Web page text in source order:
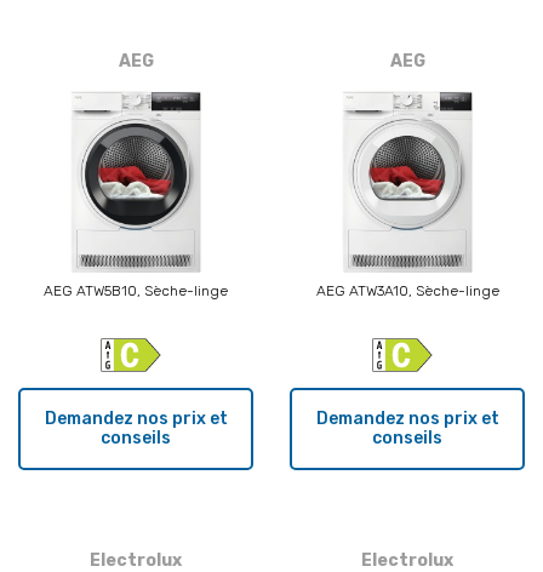
AEG
AEG ATW5B10, Sèche-linge
Demandez nos prix et
conseils
AEG
AEG ATW3A10, Sèche-linge
Demandez nos prix et
conseils
Electrolux Electrolux